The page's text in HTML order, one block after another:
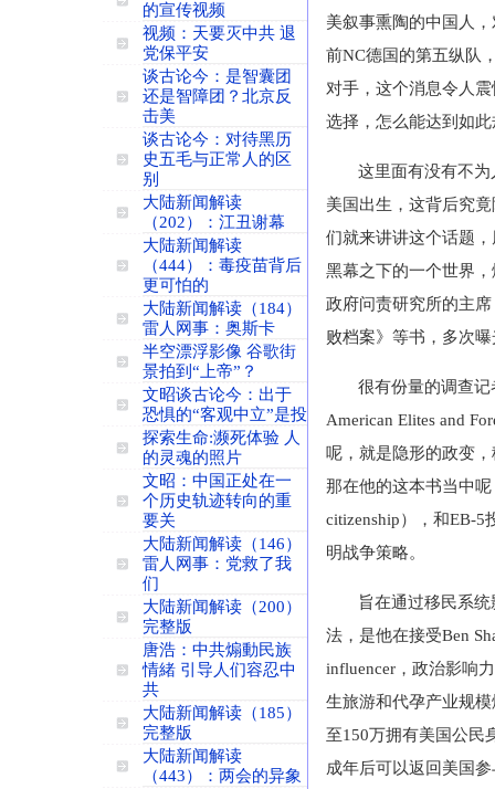
的宣传视频
视频：天要灭中共 退
党保平安
谈古论今：是智囊团
还是智障团？北京反
击美
谈古论今：对待黑历
史五毛与正常人的区
别
大陆新闻解读
（202）：江丑谢幕
大陆新闻解读
（444）：毒疫苗背后
更可怕的
大陆新闻解读（184）
雷人网事：奥斯卡
半空漂浮影像 谷歌街
景拍到“上帝”？
文昭谈古论今：出于
恐惧的“客观中立”是投
探索生命:濒死体验 人
的灵魂的照片
文昭：中国正处在一
个历史轨迹转向的重
要关
大陆新闻解读（146）
雷人网事：党救了我
们
大陆新闻解读（200）
完整版
唐浩：中共煽動民族
情緒 引导人们容忍中
共
大陆新闻解读（185）
完整版
大陆新闻解读
（443）：两会的异象
美叙事熏陶的中国人
前NC德国的第五纵队
对手，这个消息令人
选择，怎么能达到如此
这里面有没有不
美国出生，这背后究
们就来讲讲这个话题
黑幕之下的一个世界
政府问责研究所的主
败档案》等书，多次
很有份量的调查记
American Elites and
呢，就是隐形的政变
那在他的这本书当中
citizenship），和EB-5
明战争策略。
旨在通过移民系
法，是他在接受Ben
influencer，政治影响
生旅游和代孕产业规
至150万拥有美国公民
成年后可以返回美国